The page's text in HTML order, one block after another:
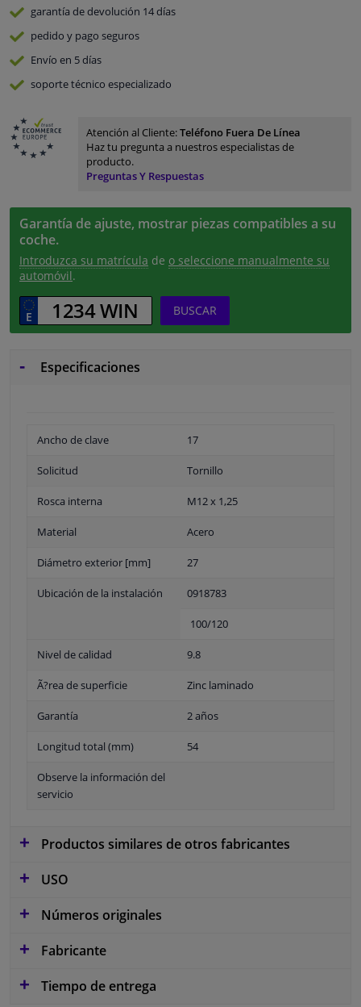
garantía de devolución 14 días
pedido y pago seguros
Envío en 5 días
soporte técnico especializado
Atención al Cliente:Teléfono Fuera De Línea
Haz tu pregunta a nuestros especialistas de
producto.
Preguntas Y Respuestas
Garantía de ajuste, mostrar piezas compatibles a su
coche.
Introduzca su matrícula de o seleccione manualmente su
automóvil.
BUSCAR
Especificaciones
Ancho de clave 17
Solicitud Tornillo
Rosca interna M12 x 1,25
Material Acero
Diámetro exterior [mm] 27
Ubicación de la instalación 0918783
100/120
Nivel de calidad 9.8
Ã?rea de superficie Zinc laminado
Garantía 2 años
Longitud total (mm) 54
Observe la información del
servicio
Productos similares de otros fabricantes
USO
Números originales
Fabricante
Tiempo de entrega